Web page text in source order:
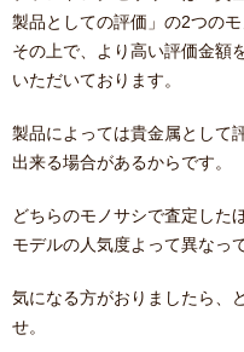
製品としての評価」の2つの
その上で、より高い評価金額
いただいております。
製品によっては貴金属として
出来る場合があるからです。
どちらのモノサシで査定した
モデルの人気度よって異なっ
気になる方がおりましたら、
せ。